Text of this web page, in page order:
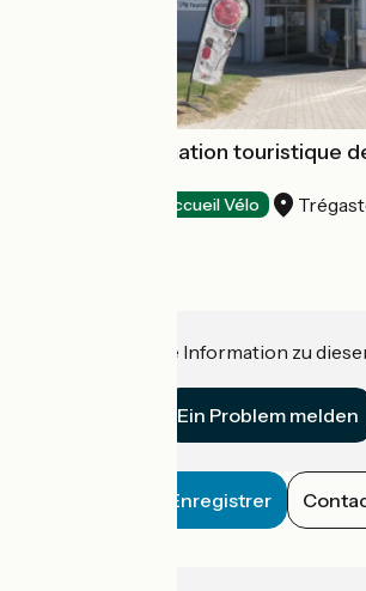
Bureau d'information touristique
Accueil Vélo
Haben Sie eine Information zu
Ein Problem melden
Enregistrer